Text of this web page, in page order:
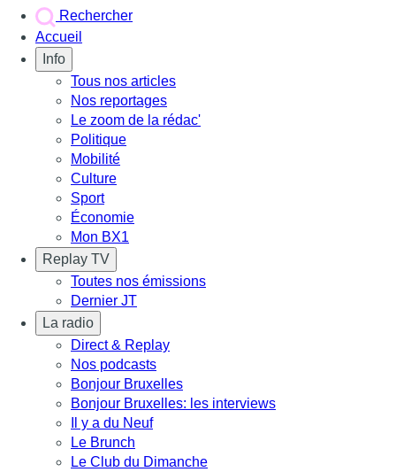
Rechercher
Accueil
Info
Tous nos articles
Nos reportages
Le zoom de la rédac'
Politique
Mobilité
Culture
Sport
Économie
Mon BX1
Replay TV
Toutes nos émissions
Dernier JT
La radio
Direct & Replay
Nos podcasts
Bonjour Bruxelles
Bonjour Bruxelles: les interviews
Il y a du Neuf
Le Brunch
Le Club du Dimanche